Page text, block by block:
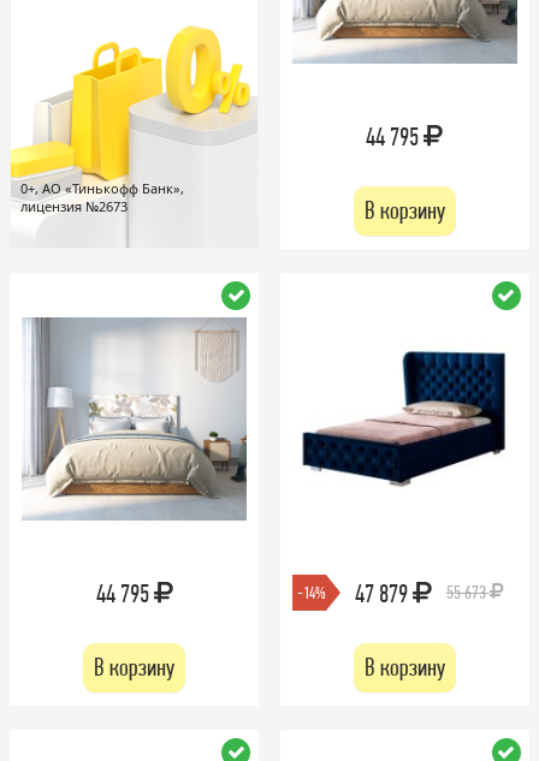
0+, АО «Тинькофф Банк»,
лицензия №2673
44 795
В корзину
44 795
В корзину
-14% 47 879 55 673
В корзину